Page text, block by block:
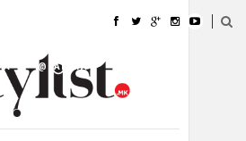
УБАВИНА
@РАБОТА